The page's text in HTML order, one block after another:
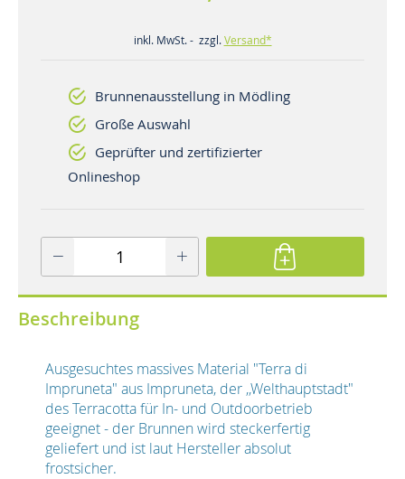
inkl. MwSt. - zzgl.Versand*
Brunnenausstellung in Mödling
Große Auswahl
Geprüfter und zertifizierter
Onlineshop
Beschreibung
Ausgesuchtes massives Material "Terra di
Impruneta" aus Impruneta, der ,,Welthauptstadt"
des Terracotta für In- und Outdoorbetrieb
geeignet - der Brunnen wird steckerfertig
geliefert und ist laut Hersteller absolut
frostsicher.